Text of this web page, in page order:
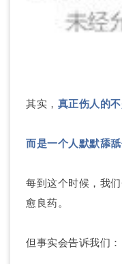
其实， 真正伤人的不
而是一个人默默舔
每到这个时候，我
愈良药。
但事实会告诉我们：